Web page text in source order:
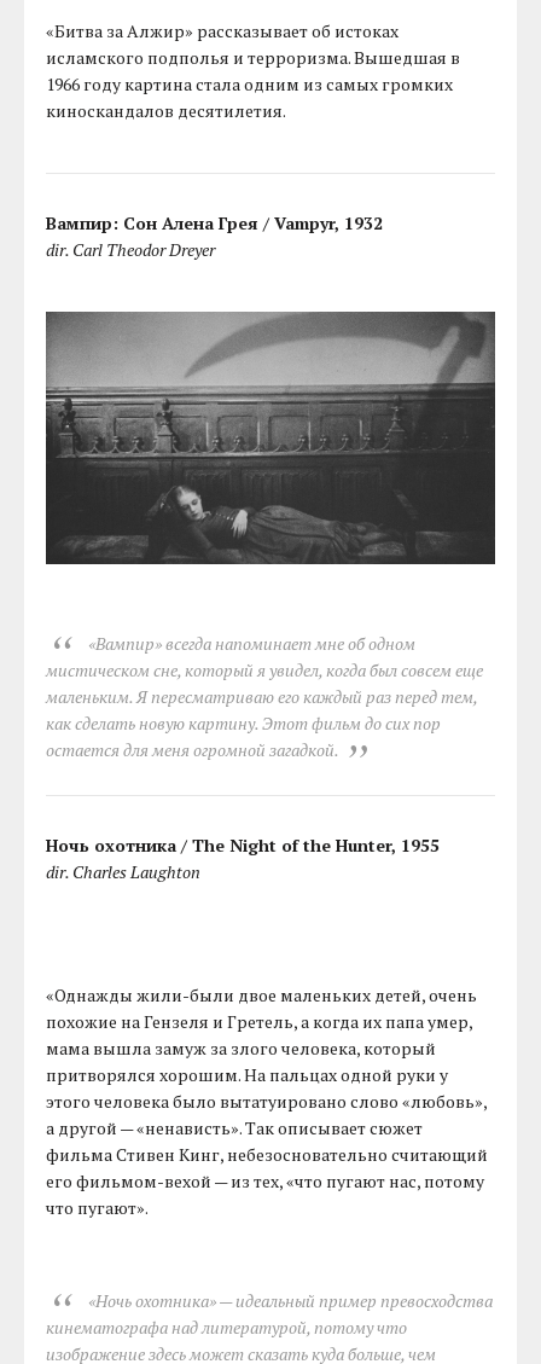
«Битва за Алжир» рассказывает об истоках
исламского подполья и терроризма. Вышедшая в
1966 году картина стала одним из самых громких
киноскандалов десятилетия.
Вампир: Сон Алена Грея / Vampyr, 1932
dir. Carl Theodor Dreyer
«Вампир» всегда напоминает мне об одном
мистическом сне, который я увидел, когда был совсем еще
маленьким. Я пересматриваю его каждый раз перед тем,
как сделать новую картину. Этот фильм до сих пор
остается для меня огромной загадкой.
Ночь охотника / The Night of the Hunter, 1955
dir. Charles Laughton
«Однажды жили-были двое маленьких детей, очень
похожие на Гензеля и Гретель, а когда их папа умер,
мама вышла замуж за злого человека, который
притворялся хорошим. На пальцах одной руки у
этого человека было вытатуировано слово «любовь»,
а другой — «ненависть». Так описывает сюжет
фильма Стивен Кинг, небезосновательно считающий
его фильмом-вехой — из тех, «что пугают нас, потому
что пугают».
«Ночь охотника» — идеальный пример превосходства
кинематографа над литературой, потому что
изображение здесь может сказать куда больше, чем